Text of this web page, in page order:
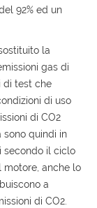
92% ed un
la
gas di
di test che
di uso
di CO2
sono quindi in
secondo il ciclo
motore, anche lo
a
di CO2.